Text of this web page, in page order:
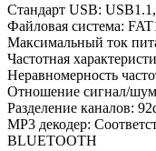
Стандарт USB:
Файловая система:
Максимальный ток
Частотная
Неравномерность
Отношение сигнал/
Разделение каналов:
МР3 декодер:
BLUETOOTH